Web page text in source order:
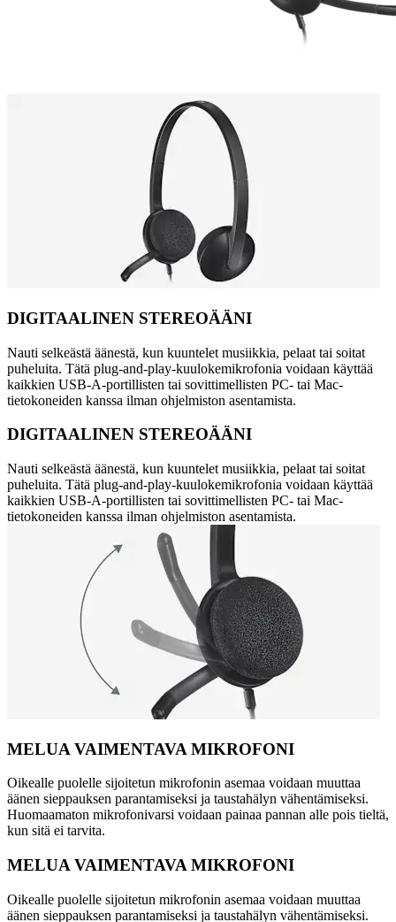
DIGITAALINEN STEREOÄÄNI
Nauti selkeästä äänestä, kun kuuntelet musiikkia, pelaat tai soitat
puheluita. Tätä plug-and-play-kuulokemikrofonia voidaan käyttää
kaikkien USB-A-portillisten tai sovittimellisten PC- tai Mac-
tietokoneiden kanssa ilman ohjelmiston asentamista.
DIGITAALINEN STEREOÄÄNI
Nauti selkeästä äänestä, kun kuuntelet musiikkia, pelaat tai soitat
puheluita. Tätä plug-and-play-kuulokemikrofonia voidaan käyttää
kaikkien USB-A-portillisten tai sovittimellisten PC- tai Mac-
tietokoneiden kanssa ilman ohjelmiston asentamista.
MELUA VAIMENTAVA MIKROFONI
Oikealle puolelle sijoitetun mikrofonin asemaa voidaan muuttaa
äänen sieppauksen parantamiseksi ja taustahälyn vähentämiseksi.
Huomaamaton mikrofonivarsi voidaan painaa pannan alle pois tieltä,
kun sitä ei tarvita.
MELUA VAIMENTAVA MIKROFONI
Oikealle puolelle sijoitetun mikrofonin asemaa voidaan muuttaa
äänen sieppauksen parantamiseksi ja taustahälyn vähentämiseksi.